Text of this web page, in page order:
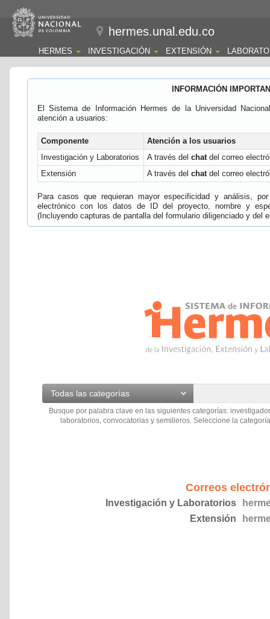
hermes.unal.edu.co
HERMES INVESTIGACIÓN EXTENSIÓN
INFORMACIÓN
El Sistema de Información Hermes de la Universidad
atención a usuarios:
Componente
Atención a los usuarios
Investigación y Laboratorios
A través del chatdel correo
Extensión
A través del chatdel correo
Para casos que requieran mayor especificidad y análisis,
electrónico con los datos de ID del proyecto, nombre y
(Incluyendo capturas de pantalla del formulario diligenciado y del
Todas las categorías
Busque por palabra clave en las siguientes categorías:
laboratorios, convocatorias y semilleros. Seleccione la
Correos
Investigación y Laboratorios
Extensión